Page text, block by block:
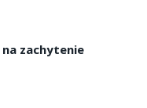
zachytenie